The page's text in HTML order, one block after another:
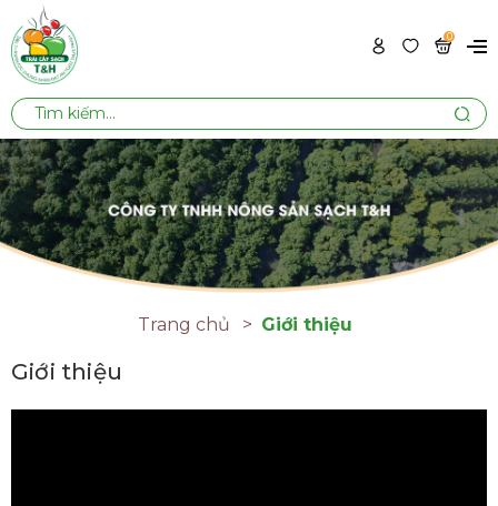
0
Trang chủ Giới thiệu
Giới thiệu